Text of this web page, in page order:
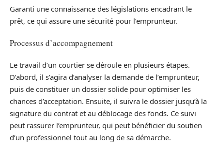
Garanti une connaissance des législations encadrant le
prêt, ce qui assure une sécurité pour l’emprunteur.
Processus d’accompagnement
Le travail d’un courtier se déroule en plusieurs étapes.
D’abord, il s’agira d’analyser la demande de l’emprunteur,
puis de constituer un dossier solide pour optimiser les
chances d’acceptation. Ensuite, il suivra le dossier jusqu’à la
signature du contrat et au déblocage des fonds. Ce suivi
peut rassurer l’emprunteur, qui peut bénéficier du soutien
d’un professionnel tout au long de sa démarche.